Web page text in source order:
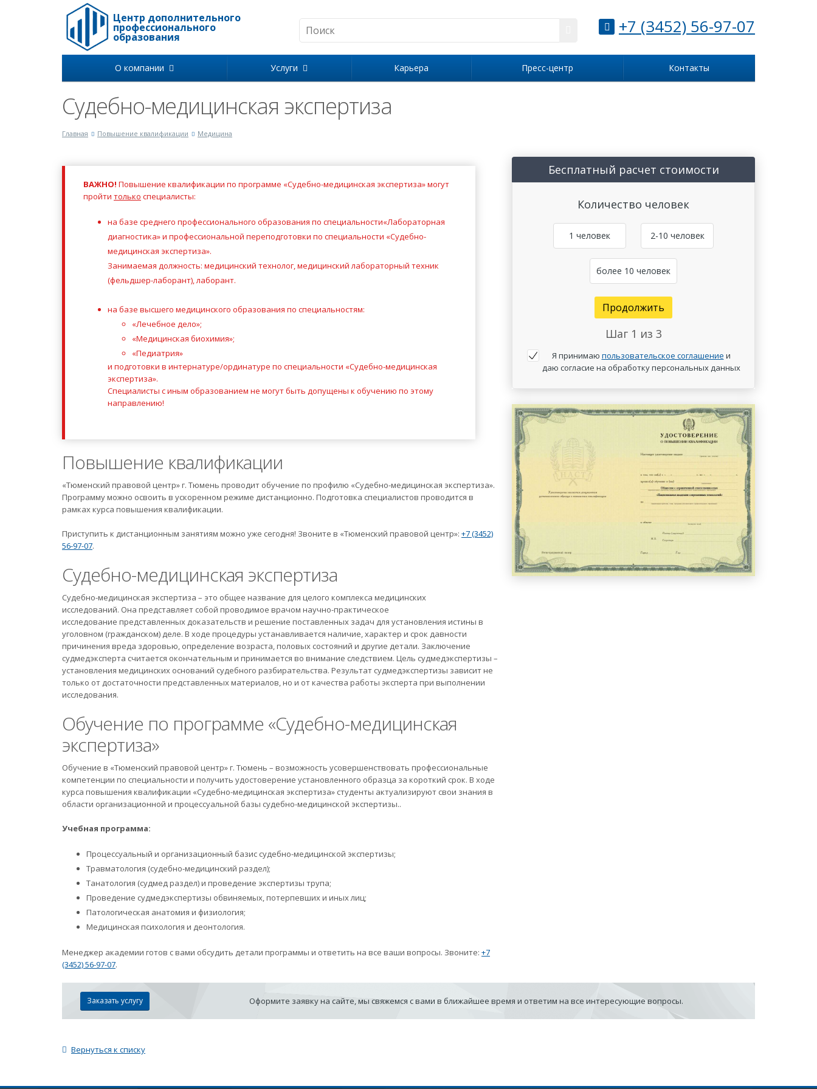
Центр дополнительного
профессионального
образования +7 (3452) 56-97-07
О компании Услуги Карьера Пресс-центр Контакты
Судебно-медицинская экспертиза
Главная Повышение квалификации Медицина
Бесплатный расчет стоимости
Количество человек
1 человек 2-10 человек
более 10 человек
Продолжить
Шаг 1 из 3
Я принимаю пользовательское соглашение и
даю согласие на обработку персональных данных
ВАЖНО! Повышение квалификации по программе «Судебно-медицинская экспертиза» могут
пройти только специалисты:
на базе среднего профессионального образования по специальности«Лабораторная
диагностика» и профессиональной переподготовки по специальности «Судебно-
медицинская экспертиза».
Занимаемая должность: медицинский технолог, медицинский лабораторный техник
(фельдшер-лаборант), лаборант.
на базе высшего медицинского образования по специальностям:
«Лечебное дело»;
«Медицинская биохимия»;
«Педиатрия»
и подготовки в интернатуре/ординатуре по специальности «Судебно-медицинская
экспертиза».
Специалисты с иным образованием не могут быть допущены к обучению по этому
направлению!
Повышение квалификации
«Тюменский правовой центр» г. Тюмень проводит обучение по профилю «Судебно-медицинская экспертиза».
Программу можно освоить в ускоренном режиме дистанционно. Подготовка специалистов проводится в
рамках курса повышения квалификации.
Приступить к дистанционным занятиям можно уже сегодня! Звоните в «Тюменский правовой центр»: +7 (3452)
56-97-07.
Судебно-медицинская экспертиза
Судебно-медицинская экспертиза – это общее название для целого комплекса медицинских
исследований. Она представляет собой проводимое врачом научно-практическое
исследование представленных доказательств и решение поставленных задач для установления истины в
уголовном (гражданском) деле. В ходе процедуры устанавливается наличие, характер и срок давности
причинения вреда здоровью, определение возраста, половых состояний и другие детали. Заключение
судмедэксперта считается окончательным и принимается во внимание следствием. Цель судмедэкспертизы –
установления медицинских оснований судебного разбирательства. Результат судмедэкспертизы зависит не
только от достаточности представленных материалов, но и от качества работы эксперта при выполнении
исследования.
Обучение по программе «Судебно-медицинская
экспертиза»
Обучение в «Тюменский правовой центр» г. Тюмень – возможность усовершенствовать профессиональные
компетенции по специальности и получить удостоверение установленного образца за короткий срок. В ходе
курса повышения квалификации «Судебно-медицинская экспертиза» студенты актуализируют свои знания в
области организационной и процессуальной базы судебно-медицинской экспертизы..
Учебная программа:
Процессуальный и организационный базис судебно-медицинской экспертизы;
Травматология (судебно-медицинский раздел);
Танатология (судмед раздел) и проведение экспертизы трупа;
Проведение судмедэкспертизы обвиняемых, потерпевших и иных лиц;
Патологическая анатомия и физиология;
Медицинская психология и деонтология.
Менеджер академии готов с вами обсудить детали программы и ответить на все ваши вопросы. Звоните: +7
(3452) 56-97-07.
Заказать услугу Оформите заявку на сайте, мы свяжемся с вами в ближайшее время и ответим на все интересующие вопросы.
Вернуться к списку